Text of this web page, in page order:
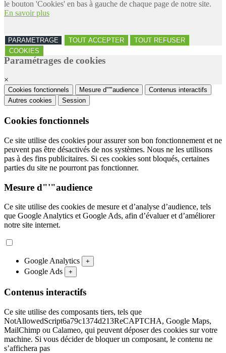
le bouton 'Cookies' en bas à gauche de chaque page de notre site.
En savoir plus
PARAMETRAGE TOUT ACCEPTER
TOUT REFUSER
COOKIES
Paramétrages de cookies
×
Cookies fonctionnels Mesure d"'"audience
Contenus interactifs
Autres cookies
Session
Cookies fonctionnels
Ce site utilise des cookies pour assurer son bon fonctionnement et ne
peuvent pas être désactivés de nos systèmes. Nous ne les utilisons
pas à des fins publicitaires. Si ces cookies sont bloqués, certaines
parties du site ne pourront pas fonctionner.
Mesure d"'"audience
Ce site utilise des cookies de mesure et d’analyse d’audience, tels
que Google Analytics et Google Ads, afin d’évaluer et d’améliorer
notre site internet.
Google Analytics +
Google Ads +
Contenus interactifs
Ce site utilise des composants tiers, tels que
NotAllowedScript6a79c1374d213ReCAPTCHA, Google Maps,
MailChimp ou Calameo, qui peuvent déposer des cookies sur votre
machine. Si vous décider de bloquer un composant, le contenu ne
s’affichera pas